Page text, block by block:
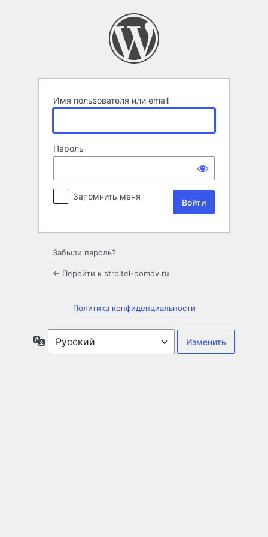
Имя пользователя или email
Пароль
Запомнить меня
Забыли пароль?
← Перейти к stroitel-domov.ru
Политика конфиденциальности
Язык